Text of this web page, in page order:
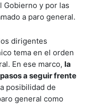
Gobierno y por las
a paro general.
dirigentes
tema en el orden
En ese marco, la
a seguir frente
posibilidad de
general como